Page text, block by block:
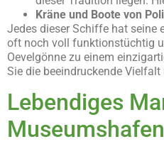
Kräne und Boote von
Jedes dieser Schiffe hat seine
oft noch voll funktionstüchtig
Oevelgönne zu einem
Sie die beeindruckende
Lebendiges